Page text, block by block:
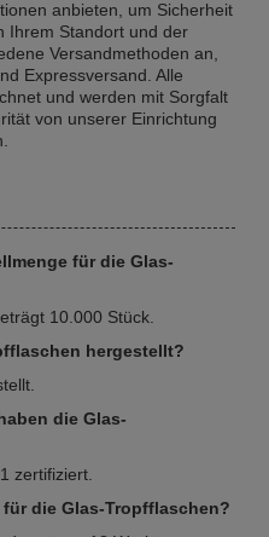
anbieten, um Sicherheit
Ihrem Standort und der
Versandmethoden an,
Expressversand. Alle
und werden mit Sorgfalt
von unserer Einrichtung
für die Glas-
10.000 Stück.
hergestellt?
die Glas-
zertifiziert.
die Glas-Tropfflaschen?